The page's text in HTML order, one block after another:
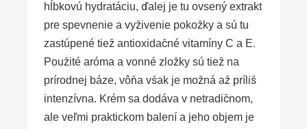
hĺbkovú hydratáciu, ďalej je tu ovsený extrakt
pre spevnenie a vyživenie pokožky a sú tu
zastúpené tiež antioxidačné vitamíny C a E.
Použité aróma a vonné zložky sú tiež na
prírodnej báze, vôňa však je možná až príliš
intenzívna. Krém sa dodáva v netradičnom,
ale veľmi praktickom balení a jeho objem je